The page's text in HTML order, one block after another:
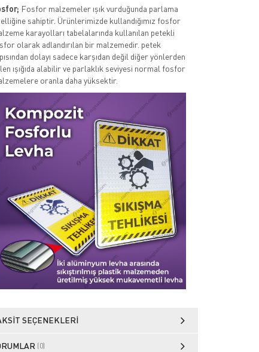
Fosfor malzemeler ışık vurduğunda parlama
sahiptir. Ürünlerimizde kullandığımız fosfor
karayolları tabelalarında kullanılan petekli
olarak adlandırılan bir malzemedir. petek
dolayı sadece karşıdan değil diğer yönlerden
ışığıda alabilir ve parlaklık seviyesi normal fosfor
oranla daha yüksektir.
SEÇENEKLERI
(0)